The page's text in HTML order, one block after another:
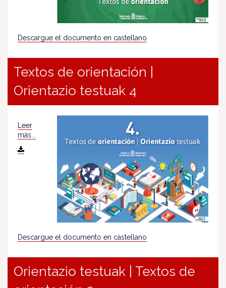
Descargue el documento en castellano
Textos de orientación |
Orientazio testuak 4
Leer
más...
Descargue el documento en castellano
Orientazio testuak | Textos de